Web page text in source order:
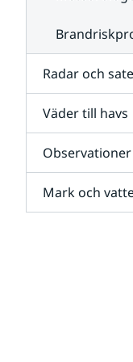
Radar och
Väder till havs
Observationer
Mark och